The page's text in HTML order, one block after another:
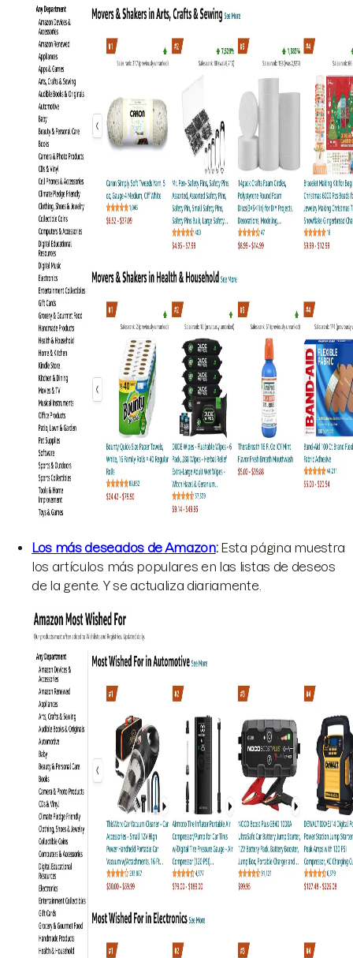
Los más deseados de Amazon:Esta página muestra
los artículos más populares en las listas de deseos
de la gente. Y se actualiza diariamente.